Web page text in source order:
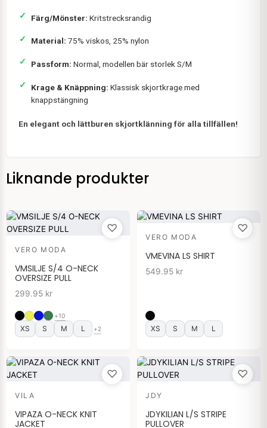
Färg/Mönster: Kritstrecksrandig
Material: 75% viskos, 25% nylon
Passform: Normal, modellen bär storlek S/M
Krage & Knäppning: Klassisk skjortkrage med
knappstängning
En elegant och lättburen skjortklänning för alla tillfällen!
Liknande produkter
♡
VERO MODA
VMSILJE S/4 O-NECK
OVERSIZE PULL
299.95 kr
+10
XS S M L +2
♡
VERO MODA
VMEVINA LS SHIRT
549.95 kr
XS S M L
♡
VILA
VIPAZA O-NECK KNIT
JACKET
♡
JDY
JDYKILIAN L/S STRIPE
PULLOVER